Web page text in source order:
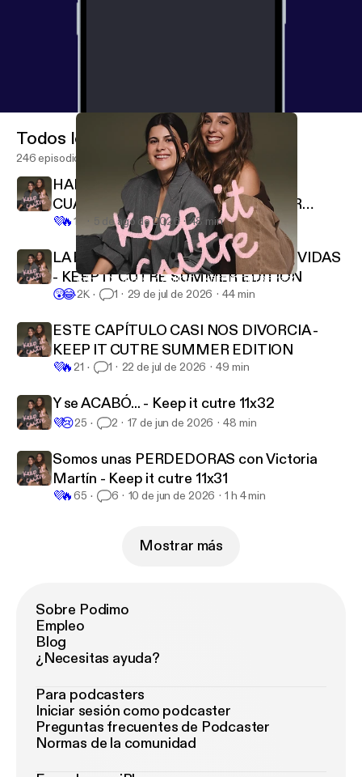
Cómo DEJAR a un AMIGO - KEEP IT CUTRE 11x22
Keep It Cutre
Todos los episodios
246 episodios
HABLANDO DE ARTE… SOMOS UN
CUADRO - KEEP IT CUTRE SUMMER
EDITION
💜🔥12 5 de ago de 2026 48 min
LA BANDA SONORA DE NUESTRAS VIDAS
- KEEP IT CUTRE SUMMER EDITION
😲😂2K 1 29 de jul de 2026 44 min
ESTE CAPÍTULO CASI NOS DIVORCIA -
KEEP IT CUTRE SUMMER EDITION
💜🔥 21 1 22 de jul de 2026 49 min
Y se ACABÓ... - Keep it cutre 11x32
💜😢25 2 17 de jun de 2026 48 min
Somos unas PERDEDORAS con Victoria
Martín - Keep it cutre 11x31
💜🔥65 6 10 de jun de 2026 1 h 4 min
Mostrar más
Sobre Podimo
Empleo
Blog
¿Necesitas ayuda?
Para podcasters
Iniciar sesión como podcaster
Preguntas frecuentes de Podcaster
Normas de la comunidad